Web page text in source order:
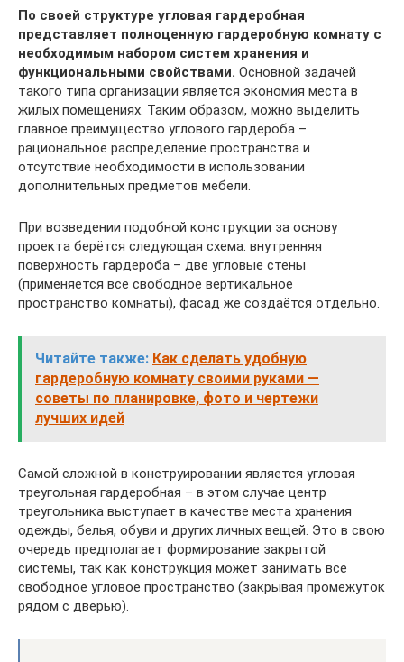
По своей структуре угловая гардеробная
представляет полноценную гардеробную комнату с
необходимым набором систем хранения и
функциональными свойствами. Основной задачей
такого типа организации является экономия места в
жилых помещениях. Таким образом, можно выделить
главное преимущество углового гардероба –
рациональное распределение пространства и
отсутствие необходимости в использовании
дополнительных предметов мебели.
При возведении подобной конструкции за основу
проекта берётся следующая схема: внутренняя
поверхность гардероба – две угловые стены
(применяется все свободное вертикальное
пространство комнаты), фасад же создаётся отдельно.
Читайте также: Как сделать удобную
гардеробную комнату своими руками —
советы по планировке, фото и чертежи
лучших идей
Самой сложной в конструировании является угловая
треугольная гардеробная – в этом случае центр
треугольника выступает в качестве места хранения
одежды, белья, обуви и других личных вещей. Это в свою
очередь предполагает формирование закрытой
системы, так как конструкция может занимать все
свободное угловое пространство (закрывая промежуток
рядом с дверью).